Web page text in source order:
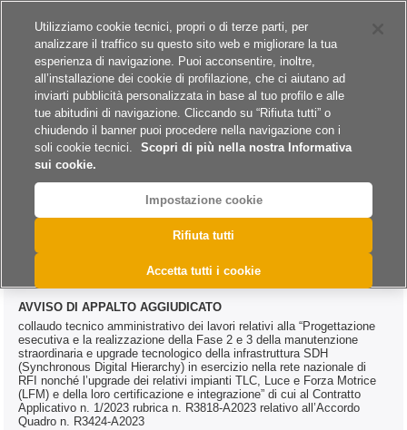
A
@DAC.0671.2025
AVVISO DI APPALTO AGGIUDICATO
collaudo tecnico amministrativo dei lavori relativi alla “Progettazione
esecutiva e la realizzazione della Fase 2 e 3 della manutenzione
straordinaria e upgrade tecnologico della infrastruttura SDH
(Synchronous Digital Hierarchy) in esercizio nella rete nazionale di
RFI nonché l’upgrade dei relativi impianti TLC, Luce e Forza Motrice
(LFM) e della loro certificazione e integrazione” di cui al Contratto
Applicativo n. 1/2023 rubrica n. R3818-A2023 relativo all’Accordo
Quadro n. R3424-A2023
Utilizziamo cookie tecnici, propri o di terze parti, per
analizzare il traffico su questo sito web e migliorare la tua
esperienza di navigazione. Puoi acconsentire, inoltre,
all’installazione dei cookie di profilazione, che ci aiutano ad
inviarti pubblicità personalizzata in base al tuo profilo e alle
tue abitudini di navigazione. Cliccando su “Rifiuta tutti” o
chiudendo il banner puoi procedere nella navigazione con i
soli cookie tecnici.
Scopri di più nella nostra Informativa
sui cookie.
Impostazione cookie
Rifiuta tutti
Accetta tutti i cookie